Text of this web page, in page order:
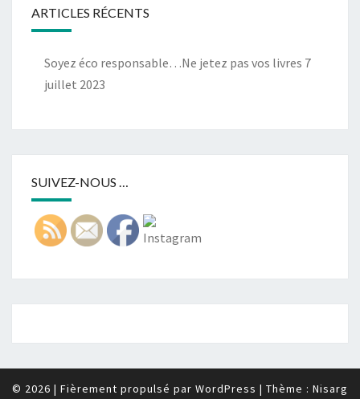
ARTICLES RÉCENTS
Soyez éco responsable…Ne jetez pas vos livres 7
juillet 2023
SUIVEZ-NOUS …
© 2026 | Fièrement propulsé par WordPress | Thème : Nisarg